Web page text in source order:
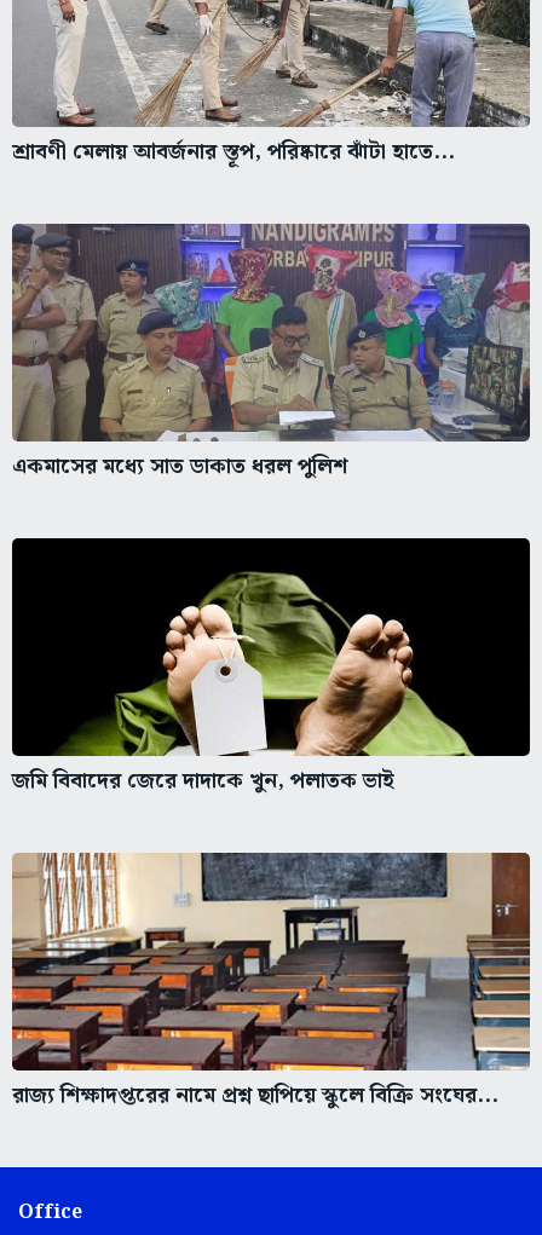
শ্রাবণী মেলায় আবর্জনার স্তূপ, পরিষ্কারে ঝাঁটা হাতে...
একমাসের মধ্যে সাত ডাকাত ধরল পুলিশ
জমি বিবাদের জেরে দাদাকে খুন, পলাতক ভাই
রাজ্য শিক্ষাদপ্তরের নামে প্রশ্ন ছাপিয়ে স্কুলে বিক্রি সংঘের...
Office